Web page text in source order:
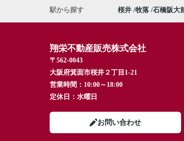
駅から探す 桜井 牧落 石橋阪大
翔栄不動産販売株式会社
〒562-0043
大阪府箕面市桜井２丁目1-21
営業時間： 10:00～18:00
定休日： 水曜日
お問い合わせ